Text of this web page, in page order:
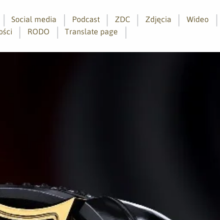
Social media Podcast ZDC Zdjęcia
Wideo
RODO Translate page